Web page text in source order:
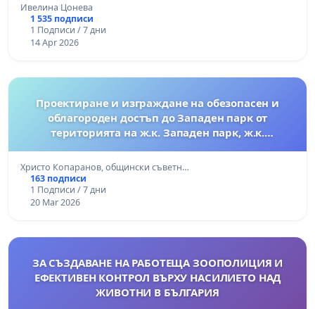
Ивелина Цонева
1 535 подписи
1 Подписи / 7 дни
14 Apr 2026
Проектиране и изграждане на обезопасен и
облагороден достъп до Западен парк от
територията на ж.к. Западен парк, ж.к.
Христо Копаранов, общински съветн…
163 подписи
1 Подписи / 7 дни
20 Mar 2026
ЗА СЪЗДАВАНЕ НА РАБОТЕЩА ЗООПОЛИЦИЯ И
ЕФЕКТИВЕН КОНТРОЛ ВЪРХУ НАСИЛИЕТО НАД
ЖИВОТНИ В БЪЛГАРИЯ